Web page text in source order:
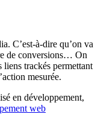
C’est-à-dire qu’on va
de conversions… On
trackés permettant
mesurée.
en développement,
web